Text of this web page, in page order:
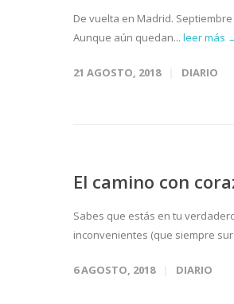
De vuelta en Madrid.
Aunque aún quedan... leer más
21 AGOSTO, 2018 DIARIO
El camino con
Sabes que estás en tu
inconvenientes (que siempre
6 AGOSTO, 2018 DIARIO